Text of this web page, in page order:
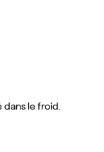
le froid.